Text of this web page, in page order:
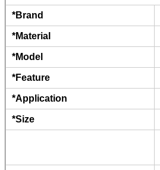
*Brand
*Material
*Model
*Feature
*Application
*Size